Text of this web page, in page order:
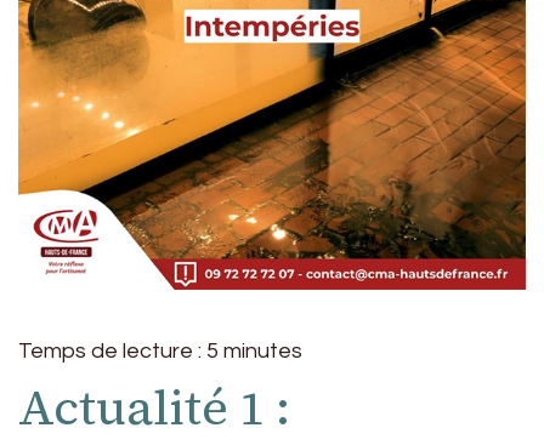
Temps de lecture : 5 minutes
Actualité 1 :